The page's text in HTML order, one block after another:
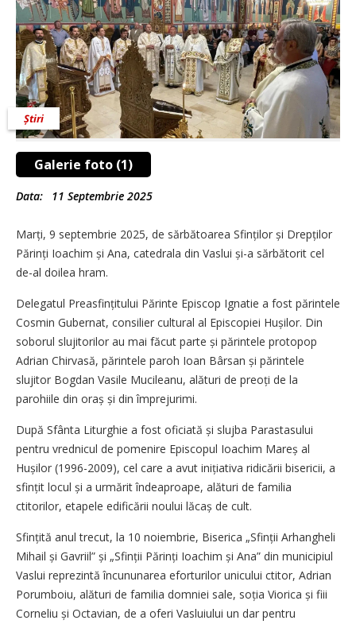
Galerie foto (1)
Știri
Data: 11 Septembrie 2025
Marți, 9 septembrie 2025, de sărbătoarea Sfinților și Drepților
Părinți Ioachim și Ana, catedrala din Vaslui și-a sărbătorit cel
de-al doilea hram.
Delegatul Preasfințitului Părinte Episcop Ignatie a fost părintele
Cosmin Gubernat, consilier cultural al Episcopiei Hușilor. Din
soborul slujitorilor au mai făcut parte și părintele protopop
Adrian Chirvasă, părintele paroh Ioan Bârsan și părintele
slujitor Bogdan Vasile Mucileanu, alături de preoți de la
parohiile din oraș și din împrejurimi.
După Sfânta Liturghie a fost oficiată și slujba Parastasului
pentru vrednicul de pomenire Episcopul Ioachim Mareș al
Hușilor (1996-2009), cel care a avut inițiativa ridicării bisericii, a
sfințit locul și a urmărit îndeaproape, alături de familia
ctitorilor, etapele edificării noului lăcaș de cult.
Sfințită anul trecut, la 10 noiembrie, Biserica „Sfinții Arhangheli
Mihail și Gavriil” și „Sfinții Părinți Ioachim și Ana” din municipiul
Vaslui reprezintă încununarea eforturilor unicului ctitor, Adrian
Porumboiu, alături de familia domniei sale, soția Viorica și fiii
Corneliu și Octavian, de a oferi Vasluiului un dar pentru